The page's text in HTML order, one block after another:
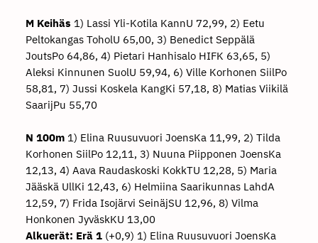
M Keihäs 1) Lassi Yli-Kotila KannU 72,99, 2) Eetu
Peltokangas ToholU 65,00, 3) Benedict Seppälä
JoutsPo 64,86, 4) Pietari Hanhisalo HIFK 63,65, 5)
Aleksi Kinnunen SuolU 59,94, 6) Ville Korhonen SiilPo
58,81, 7) Jussi Koskela KangKi 57,18, 8) Matias Viikilä
SaarijPu 55,70
N 100m1) Elina Ruusuvuori JoensKa 11,99, 2) Tilda
Korhonen SiilPo 12,11, 3) Nuuna Piipponen JoensKa
12,13, 4) Aava Raudaskoski KokkTU 12,28, 5) Maria
Jääskä UllKi 12,43, 6) Helmiina Saarikunnas LahdA
12,59, 7) Frida Isojärvi SeinäjSU 12,96, 8) Vilma
Honkonen JyväskKU 13,00
Alkuerät: Erä 1(+0,9) 1) Elina Ruusuvuori JoensKa